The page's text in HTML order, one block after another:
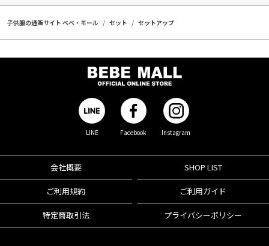
子供服の通販サイト ベベ・モール セット セットアップ
LINE Facebook Instagram
会社概要 SHOP LIST
ご利用規約 ご利用ガイド
特定商取引法 プライバシーポリシー